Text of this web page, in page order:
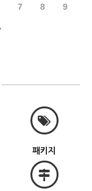
7 8 9
패키지